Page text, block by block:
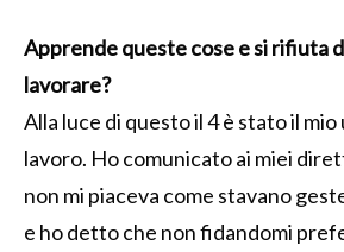
Apprende queste cose e si rifiuta
lavorare?
Alla luce di questo il 4 è stato il
lavoro. Ho comunicato ai miei
non mi piaceva come stavano
e ho detto che non fidandomi